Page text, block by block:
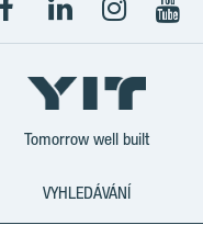
Tomorrow well built
VYHLEDÁVÁNÍ